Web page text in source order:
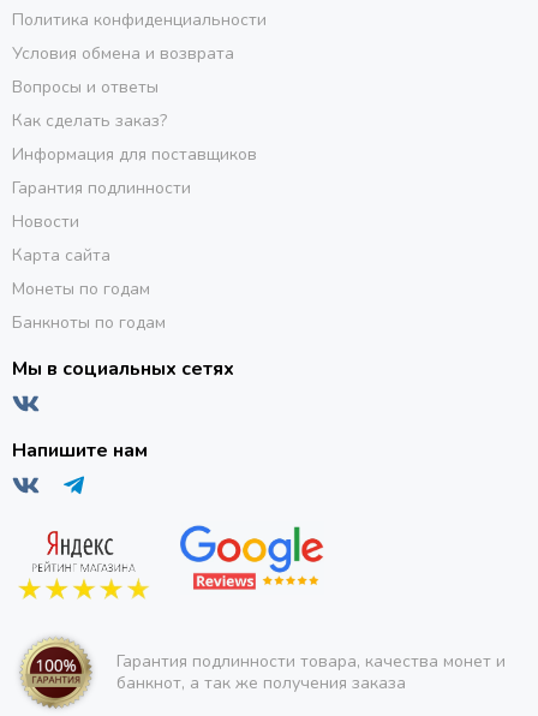
Политика конфиденциальности
Условия обмена и возврата
Вопросы и ответы
Как сделать заказ?
Информация для поставщиков
Гарантия подлинности
Новости
Карта сайта
Монеты по годам
Банкноты по годам
Мы в социальных сетях
Напишите нам
Гарантия подлинности товара, качества монет и
банкнот, а так же получения заказа